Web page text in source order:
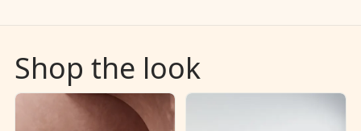
Shop the look